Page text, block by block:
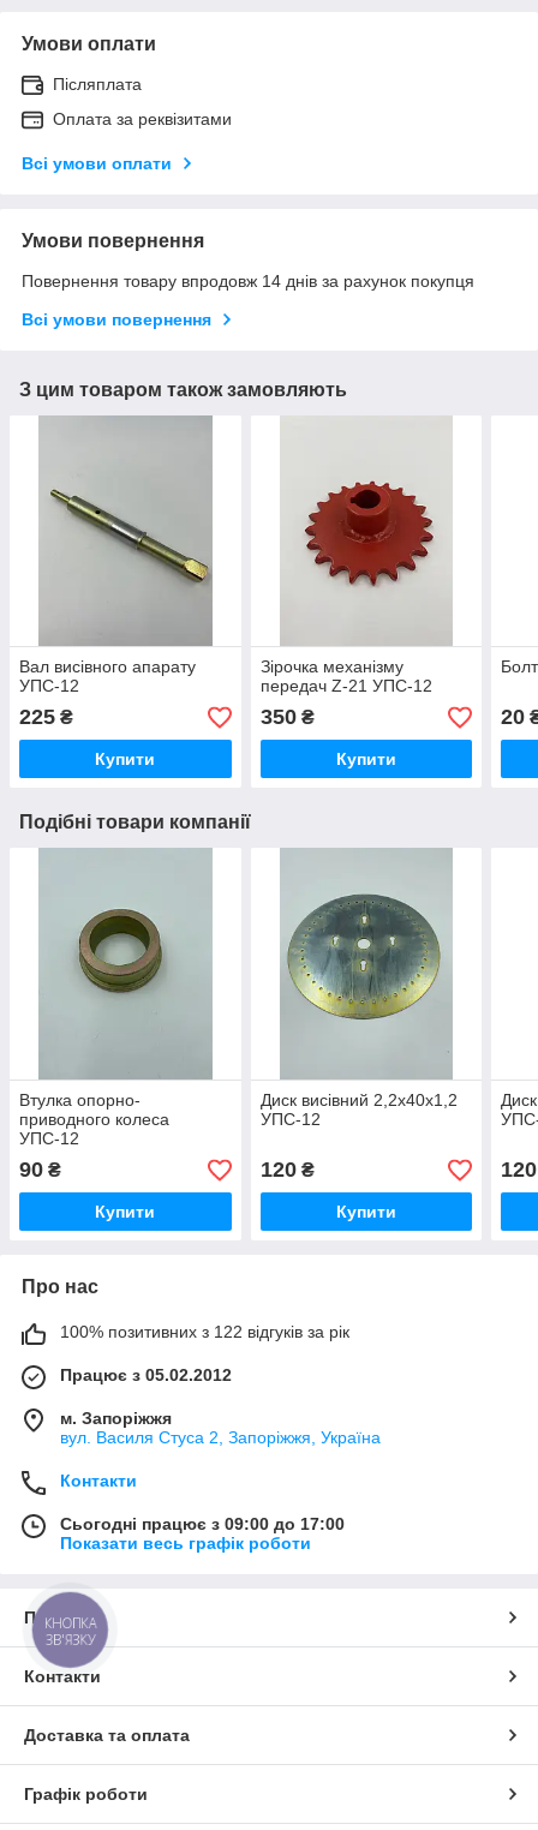
Умови оплати
Післяплата
Оплата за реквізитами
Всі умови оплати
Умови повернення
Повернення товару впродовж 14 днів за рахунок покупця
Всі умови повернення
З цим товаром також замовляють
Вал висівного апарату
УПС-12
225 ₴
Купити
Зірочка механізму
передач Z-21 УПС-12
350₴
Купити
20
Подібні товари компанії
Втулка опорно-
приводного колеса
УПС-12
90 ₴
Купити
Диск висівний 2,2х40х1,2
УПС-12
120₴
Купити
120
Про нас
100% позитивних з 122 відгуків за рік
Працює з 05.02.2012
м. Запоріжжя
вул. Василя Стуса 2, Запоріжжя, Україна
Контакти
Сьогодні працює з 09:00 до 17:00
Показати весь графік роботи
Про нас
Контакти
Доставка та оплата
Графік роботи
КНОПКА
ЗВ'ЯЗКУ